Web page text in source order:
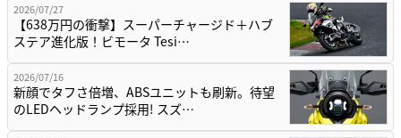
2026/07/27
【638万円の衝撃】スーパーチャージド＋ハブ
ステア進化版！ビモータ Tesi…
2026/07/16
新顔でタフさ倍増、ABSユニットも刷新。待望
のLEDヘッドランプ採用! スズ…